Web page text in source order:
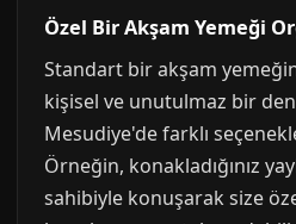
Özel Bir Akşam Yemeği
Standart bir akşam
kişisel ve unutulmaz bir
Mesudiye'de farklı
Örneğin, konakladığınız
sahibiyle konuşarak size